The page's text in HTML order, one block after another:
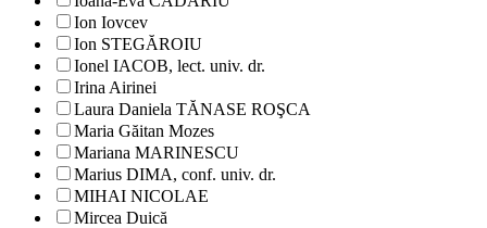
Ion Iovcev
Ion STEGĂROIU
Ionel IACOB, lect. univ. dr.
Irina Airinei
Laura Daniela TĂNASE ROŞCA
Maria Găitan Mozes
Mariana MARINESCU
Marius DIMA, conf. univ. dr.
MIHAI NICOLAE
Mircea Duică